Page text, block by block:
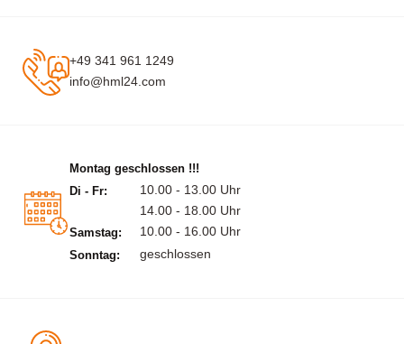
+49 341 961 1249
info@hml24.com
Montag geschlossen !!!
Di - Fr:
10.00 - 13.00 Uhr
14.00 - 18.00 Uhr
Samstag: 10.00 - 16.00 Uhr
Sonntag: geschlossen